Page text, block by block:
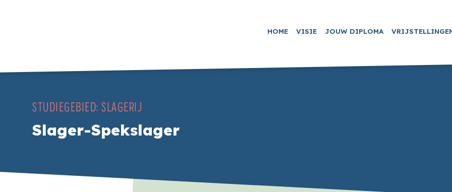
HOME VISIE JOUW DIPLOMA
STUDIEGEBIED: SLAGERIJ
Slager-Spekslager